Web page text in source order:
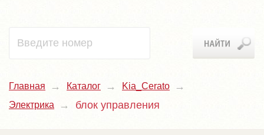
Главная Каталог
Kia_Cerato
Электрика
блок управления